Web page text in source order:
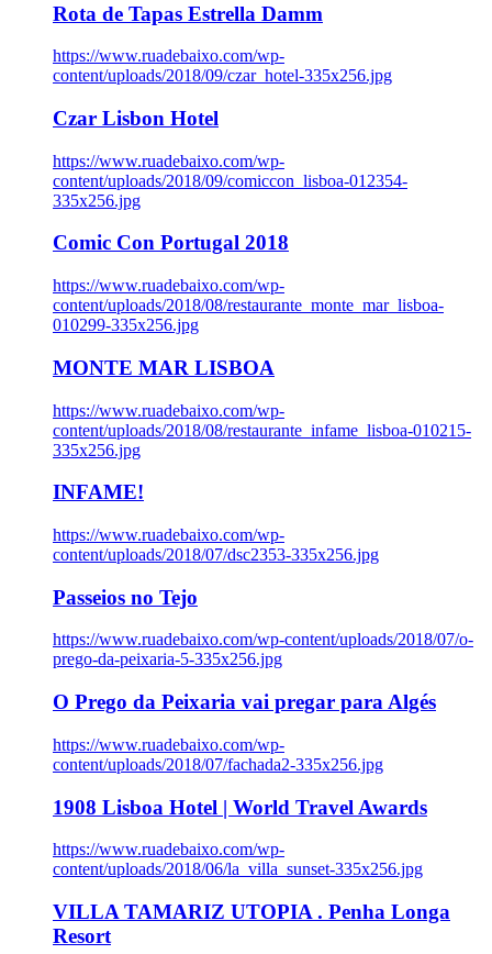
Rota de Tapas Estrella Damm
https://www.ruadebaixo.com/wp-
content/uploads/2018/09/czar_hotel-335x256.jpg
Czar Lisbon Hotel
https://www.ruadebaixo.com/wp-
content/uploads/2018/09/comiccon_lisboa-012354-
335x256.jpg
Comic Con Portugal 2018
https://www.ruadebaixo.com/wp-
content/uploads/2018/08/restaurante_monte_mar_lisboa-
010299-335x256.jpg
MONTE MAR LISBOA
https://www.ruadebaixo.com/wp-
content/uploads/2018/08/restaurante_infame_lisboa-010215-
335x256.jpg
INFAME!
https://www.ruadebaixo.com/wp-
content/uploads/2018/07/dsc2353-335x256.jpg
Passeios no Tejo
https://www.ruadebaixo.com/wp-content/uploads/2018/07/o-
prego-da-peixaria-5-335x256.jpg
O Prego da Peixaria vai pregar para Algés
https://www.ruadebaixo.com/wp-
content/uploads/2018/07/fachada2-335x256.jpg
1908 Lisboa Hotel | World Travel Awards
https://www.ruadebaixo.com/wp-
content/uploads/2018/06/la_villa_sunset-335x256.jpg
VILLA TAMARIZ UTOPIA . Penha Longa
Resort